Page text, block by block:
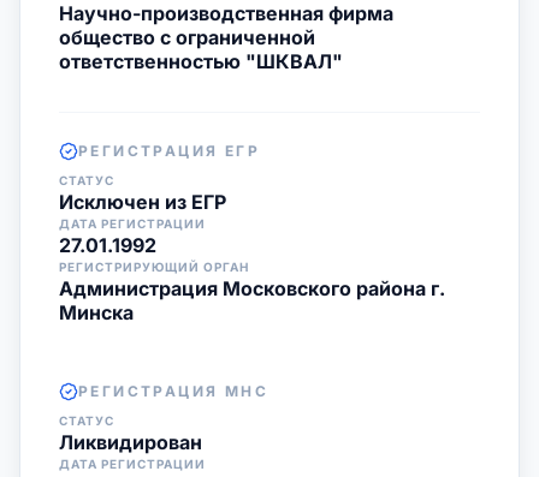
Научно-производственная фирма
общество с ограниченной
ответственностью "ШКВАЛ"
РЕГИСТРАЦИЯ ЕГР
СТАТУС
Исключен из ЕГР
ДАТА РЕГИСТРАЦИИ
27.01.1992
РЕГИСТРИРУЮЩИЙ ОРГАН
Администрация Московского района г.
Минска
РЕГИСТРАЦИЯ МНС
СТАТУС
Ликвидирован
ДАТА РЕГИСТРАЦИИ